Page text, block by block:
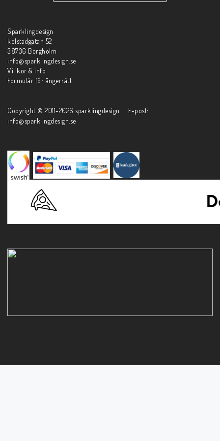
Sparklingdesign
kolstadgatan 52
38736 Borgholm
info@sparklingdesign.se
Villkor & info
Formulär för ångerrätt
Copyright © 2011-2026 sparklingdesign E-post:
info@sparklingdesign.se